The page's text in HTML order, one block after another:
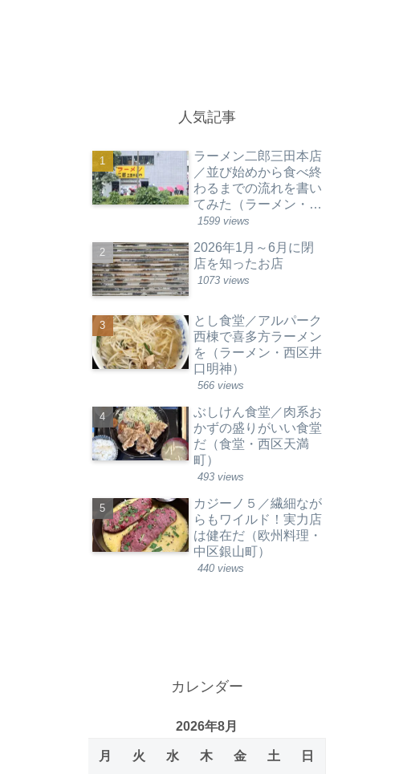
人気記事
ラーメン二郎三田本店
／並び始めから食べ終
わるまでの流れを書い
てみた（ラーメン・東
京都港区）
1599 views
2026年1月～6月に閉
店を知ったお店
1073 views
とし食堂／アルパーク
西棟で喜多方ラーメン
を（ラーメン・西区井
口明神）
566 views
ぶしけん食堂／肉系お
かずの盛りがいい食堂
だ（食堂・西区天満
町）
493 views
カジーノ５／繊細なが
らもワイルド！実力店
は健在だ（欧州料理・
中区銀山町）
440 views
カレンダー
2026年8月
月 火 水 木 金 土 日